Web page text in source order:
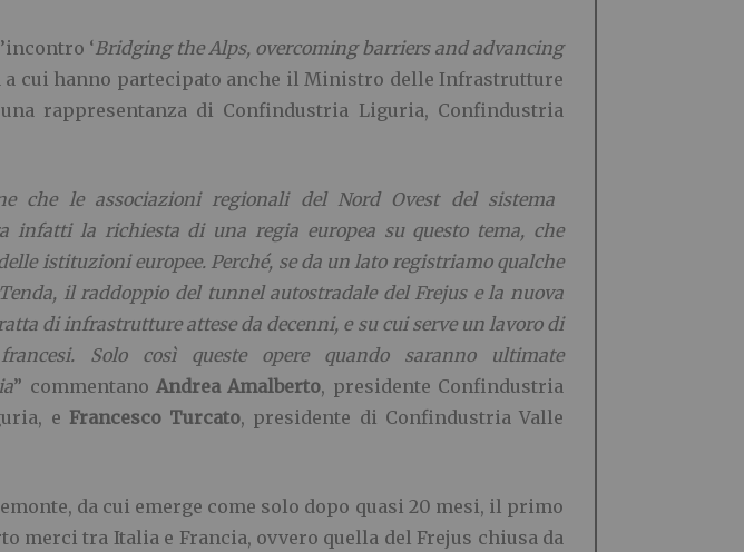
‘Bridging the Alps, overcoming barriers and advancing
a cui hanno partecipato anche il Ministro delle Infrastrutture
rappresentanza di Confindustria Liguria, Confindustria
che le associazioni regionali del Nord Ovest del sistema
infatti la richiesta di una regia europea su questo tema, che
istituzioni europee. Perché, se da un lato registriamo qualche
il raddoppio del tunnel autostradale del Frejus e la nuova
di infrastrutture attese da decenni, e su cui serve un lavoro di
Solo così queste opere quando saranno ultimate
” commentanoAndrea Amalberto, presidente Confindustria
e Francesco Turcato, presidente di Confindustria Valle
da cui emerge come solo dopo quasi 20 mesi, il primo
merci tra Italia e Francia, ovvero quella del Frejus chiusa da